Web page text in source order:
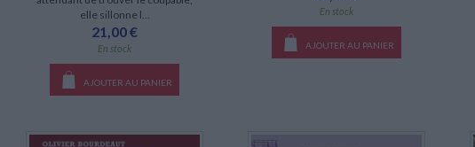
elle sillonne l...
21,00 €
En stock
AJOUTER AU PANIER
En stock
AJOUTER AU PANIER